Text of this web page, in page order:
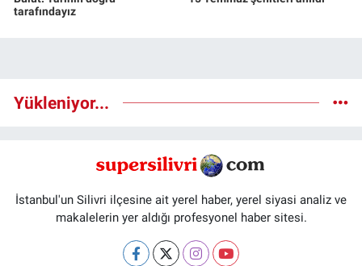
tarafındayız
Yükleniyor...
İstanbul'un Silivri ilçesine ait yerel haber, yerel siyasi analiz ve
makalelerin yer aldığı profesyonel haber sitesi.